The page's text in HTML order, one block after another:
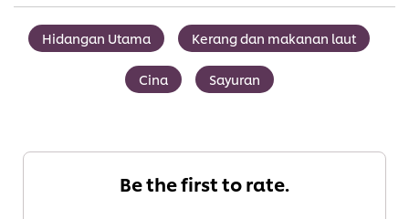
Hidangan Utama Kerang dan makanan laut
Cina Sayuran
Be the first to rate.